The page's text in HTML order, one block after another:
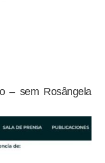
– sem Rosângela